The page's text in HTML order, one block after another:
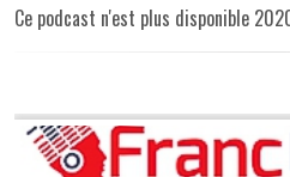
Ce podcast n'est plus disponible